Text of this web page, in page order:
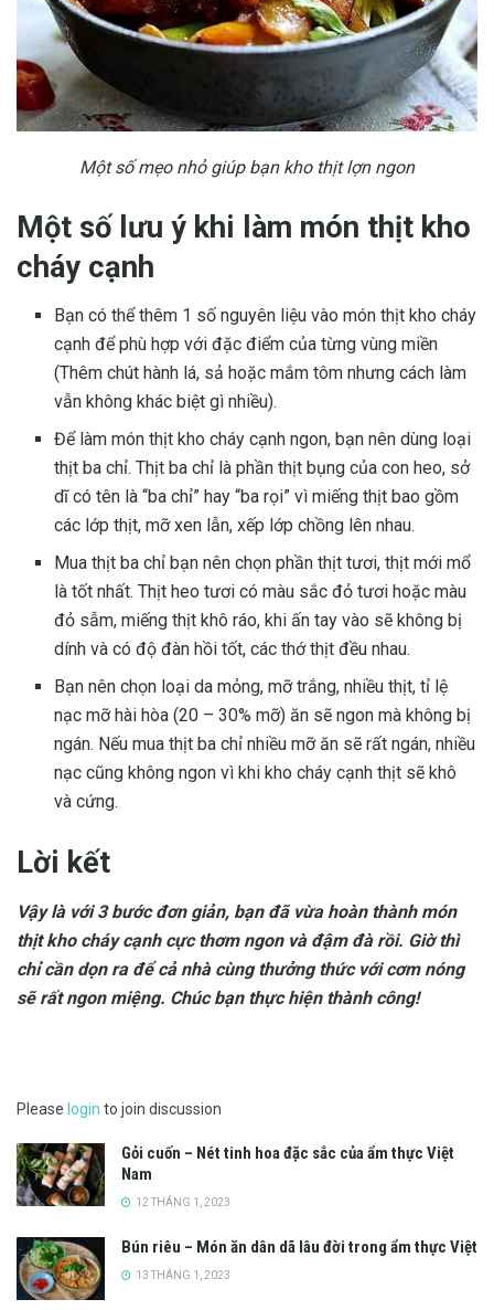
Một số mẹo nhỏ giúp bạn kho thịt lợn ngon
Một số lưu ý khi làm món thịt kho
cháy cạnh
Bạn có thể thêm 1 số nguyên liệu vào món thịt kho cháy
cạnh để phù hợp với đặc điểm của từng vùng miền
(Thêm chút hành lá, sả hoặc mắm tôm nhưng cách làm
vẫn không khác biệt gì nhiều).
Để làm món thịt kho cháy cạnh ngon, bạn nên dùng loại
thịt ba chỉ. Thịt ba chỉ là phần thịt bụng của con heo, sở
dĩ có tên là “ba chỉ” hay “ba rọi” vì miếng thịt bao gồm
các lớp thịt, mỡ xen lẫn, xếp lớp chồng lên nhau.
Mua thịt ba chỉ bạn nên chọn phần thịt tươi, thịt mới mổ
là tốt nhất. Thịt heo tươi có màu sắc đỏ tươi hoặc màu
đỏ sẫm, miếng thịt khô ráo, khi ấn tay vào sẽ không bị
dính và có độ đàn hồi tốt, các thớ thịt đều nhau.
Bạn nên chọn loại da mỏng, mỡ trắng, nhiều thịt, tỉ lệ
nạc mỡ hài hòa (20 – 30% mỡ) ăn sẽ ngon mà không bị
ngán. Nếu mua thịt ba chỉ nhiều mỡ ăn sẽ rất ngán, nhiều
nạc cũng không ngon vì khi kho cháy cạnh thịt sẽ khô
và cứng.
Lời kết
Vậy là với 3 bước đơn giản, bạn đã vừa hoàn thành món
thịt kho cháy cạnh cực thơm ngon và đậm đà rồi. Giờ thì
chỉ cần dọn ra để cả nhà cùng thưởng thức với cơm nóng
sẽ rất ngon miệng. Chúc bạn thực hiện thành công!
Please login to join discussion
Gỏi cuốn – Nét tinh hoa đặc sắc của ẩm thực Việt
Nam
12 THÁNG 1, 2023
Bún riêu – Món ăn dân dã lâu đời trong ẩm thực Việt
13 THÁNG 1, 2023